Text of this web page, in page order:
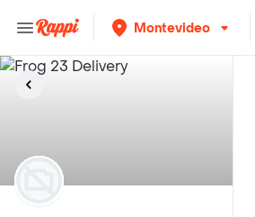
Montevideo